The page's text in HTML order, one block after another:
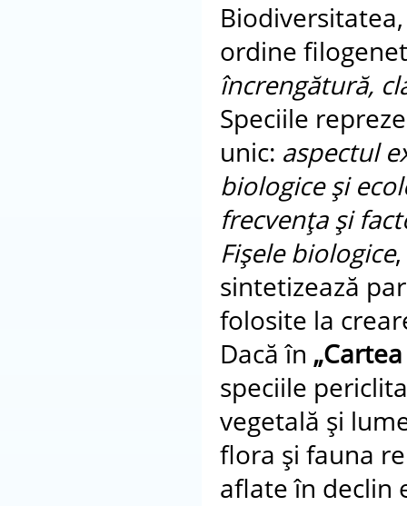
ordine
încrengătură,
Speciile
unic: aspectul
biologice şi
frecvenţa şi
Fişele biologice
sintetizează
folosite la
Dacă în
speciile
vegetală şi
flora şi fauna
aflate în declin